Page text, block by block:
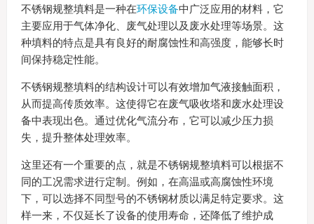
不锈钢规整填料是一种在环保设备中广泛应用的材料，它
主要应用于气体净化、废气处理以及废水处理等场景。这
种填料的特点是具有良好的耐腐蚀性和高强度，能够长时
间保持稳定性能。
不锈钢规整填料的结构设计可以有效增加气液接触面积，
从而提高传质效率。这使得它在废气吸收塔和废水处理设
备中表现出色。通过优化气流分布，它可以减少压力损
失，提升整体处理效率。
这里还有一个重要的点，就是不锈钢规整填料可以根据不
同的工况需求进行定制。例如，在高温或高腐蚀性环境
下，可以选择不同型号的不锈钢材质以满足特定要求。这
样一来，不仅延长了设备的使用寿命，还降低了维护成